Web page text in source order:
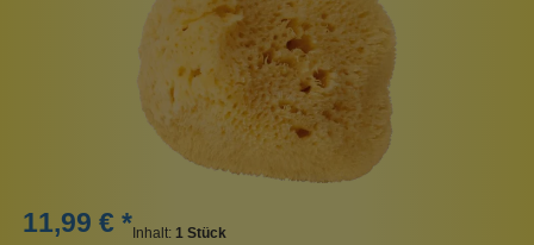
11,99 € * Inhalt: 1 Stück